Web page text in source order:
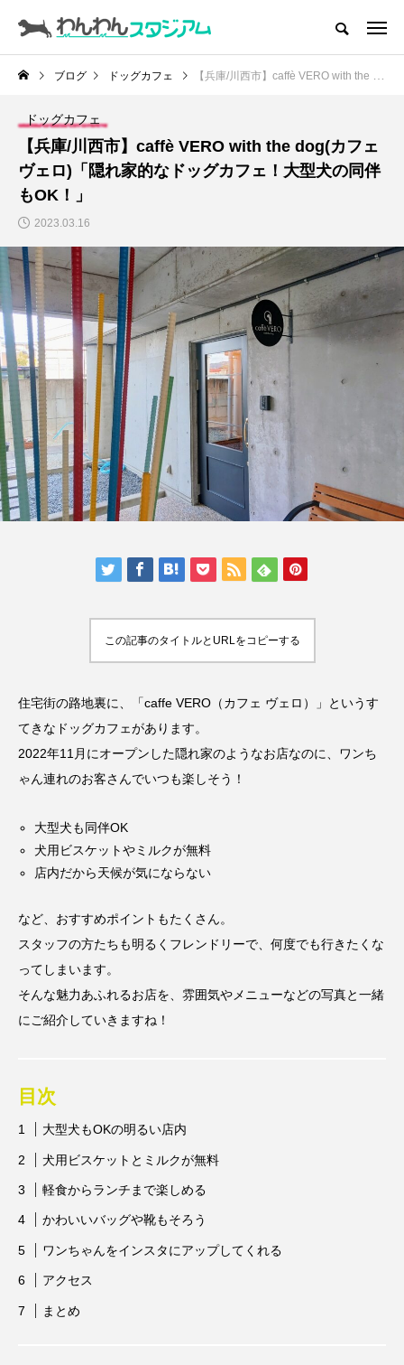
CATEGORY
ドッグラン
ドッグカフェ
愛犬とおでかけ (公園･施設etc)
愛犬と旅行
トリミングサロン
動物病院
コラム
トップページ
人気の記事ランキング
メンバー
会社概要
プライバシーポリシー
ブログ ドッグカフェ 【兵庫/川西市】caffè VERO with the dog(カフェ ヴェロ)「隠れ家的なドッグカフェ！大型犬の同伴もOK！」
ドッグカフェ
【兵庫/川西市】caffè VERO with the dog(カフェ
ヴェロ)「隠れ家的なドッグカフェ！大型犬の同伴
もOK！」
2023.03.16
この記事のタイトルとURLをコピーする
住宅街の路地裏に、「caffe VERO（カフェ ヴェロ）」というす
てきなドッグカフェがあります。
2022年11月にオープンした隠れ家のようなお店なのに、ワンち
ゃん連れのお客さんでいつも楽しそう！
大型犬も同伴OK
犬用ビスケットやミルクが無料
店内だから天候が気にならない
など、おすすめポイントもたくさん。
スタッフの方たちも明るくフレンドリーで、何度でも行きたくな
ってしまいます。
そんな魅力あふれるお店を、雰囲気やメニューなどの写真と一緒
にご紹介していきますね！
目次
大型犬もOKの明るい店内
犬用ビスケットとミルクが無料
軽食からランチまで楽しめる
かわいいバッグや靴もそろう
ワンちゃんをインスタにアップしてくれる
アクセス
まとめ